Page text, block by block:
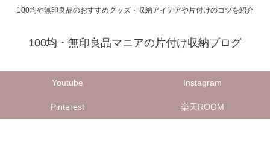
100均や無印良品のおすすめグッズ・収納アイデアや片付けのコツを紹介
100均・無印良品マニアの片付け収納ブログ
Youtube Instagram
Pinterest 楽天ROOM